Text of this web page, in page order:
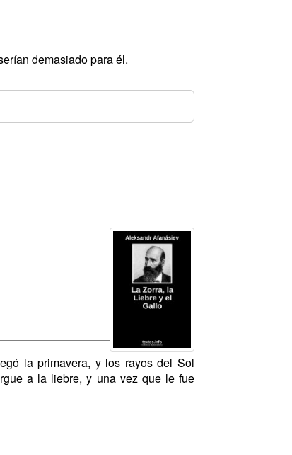
demasiado para él.
la primavera, y los rayos del Sol
a la liebre, y una vez que le fue